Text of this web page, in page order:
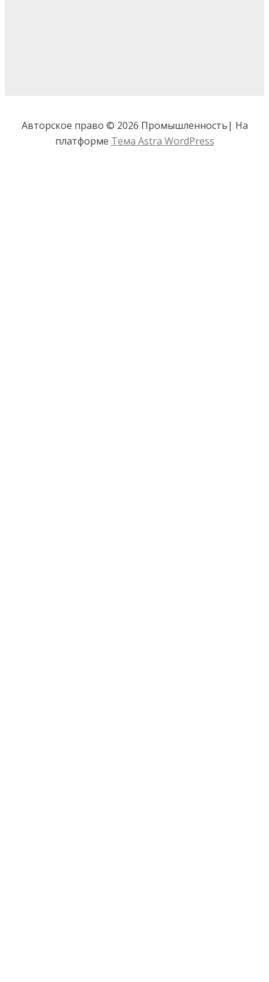
Авторское право © 2026 Промышленность| На
платформе Тема Astra WordPress